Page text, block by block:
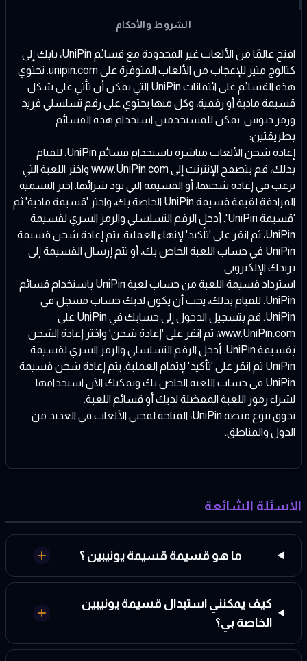
الشروط والأحكام
افتح عالمًا من الألعاب غير المحدودة مع قسائم UniPin، بابك إلى
كتالوج مثير للإعجاب من الألعاب المتوفرة على unipin.com. تحتوي
هذه القسائم على ائتمانات UniPin التي يمكن أن تأتي على شكل
قسيمة مادية أو رقمية، وكل منها يحتوي على رقم تسلسلي فريد
ورمز دبوس. يمكن للمستخدمين استخدام هذه القسائم
بطريقتين:
إعادة شحن الألعاب مباشرة باستخدام قسائم UniPin: للقيام
بذلك، قم بتصفح الإنترنت إلى www.UniPin.com واختر اللعبة التي
ترغب في إعادة شحنها، أو القسيمة التي تود شرائها. اختر التسمية
المرادفة لقيمة قسيمة UniPin الخاصة بك، واختر 'قسيمة مادية' ثم
'قسيمة UniPin'. أدخل الرقم التسلسلي والرمز السري لقسيمة
UniPin، ثم انقر على 'تأكيد' لإنهاء العملية. يتم إعادة شحن قسيمة
UniPin في حساب اللعبة الخاص بك، أو تتم إرسال القسيمة إلى
بريدك الإلكتروني.
استرداد قسيمة اللعبة من حساب لعبة UniPin باستخدام قسائم
UniPin: للقيام بذلك، يجب أن يكون لديك حساب مسجل في
UniPin. قم بتسجيل الدخول إلى حسابك في UniPin على
www.UniPin.com، ثم انقر على 'إعادة شحن' واختر إعادة الشحن
بقسيمة UniPin. أدخل الرقم التسلسلي والرمز السري لقسيمة
UniPin ثم انقر على 'تأكيد' لإتمام العملية. يتم إعادة شحن قسيمة
UniPin في حساب اللعبة الخاص بك ويمكنك الآن استخدامها
لشراء رموز اللعبة المفضلة لديك أو قسائم اللعبة.
تذوق تنوع منصة UniPin، المتاحة لمحبي الألعاب في العديد من
الدول والمناطق.
الأسئلة الشائعة
ما هو قسيمة قسيمة يونيبين ؟
كيف يمكنني استبدال قسيمة يونيبين
الخاصة بي؟